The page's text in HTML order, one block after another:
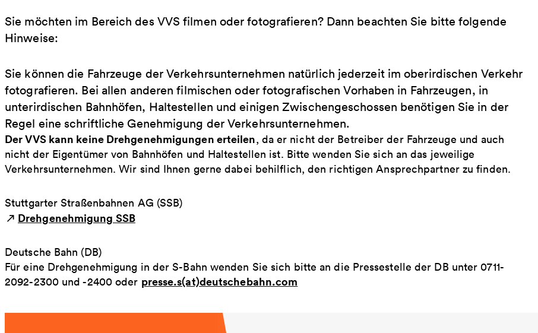
Sie möchten im Bereich des VVS filmen oder fotografieren? Dann beachten Sie bitte folgende
Hinweise:
Sie können die Fahrzeuge der Verkehrsunternehmen natürlich jederzeit im oberirdischen Verkehr
fotografieren. Bei allen anderen filmischen oder fotografischen Vorhaben in Fahrzeugen, in
unterirdischen Bahnhöfen, Haltestellen und einigen Zwischengeschossen benötigen Sie in der
Regel eine schriftliche Genehmigung der Verkehrsunternehmen.
Der VVS kann keine Drehgenehmigungen erteilen, da er nicht der Betreiber der Fahrzeuge und auch
nicht der Eigentümer von Bahnhöfen und Haltestellen ist. Bitte wenden Sie sich an das jeweilige
Verkehrsunternehmen. Wir sind Ihnen gerne dabei behilflich, den richtigen Ansprechpartner zu finden.
Stuttgarter Straßenbahnen AG (SSB)
Drehgenehmigung SSB
Deutsche Bahn (DB)
Für eine Drehgenehmigung in der S-Bahn wenden Sie sich bitte an die Pressestelle der DB unter 0711-
2092-2300 und -2400 oder presse.s(at)deutschebahn.com